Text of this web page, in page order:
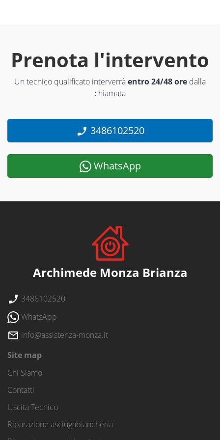
Prenota l'intervento
Un tecnico qualificato interverràentro 24/48 ore dalla
chiamata
3486102520
WhatsApp
Archimede Monza Brianza
3486102520
WhatsApp
info@assistenza-monza.it
Site map
Chi Siamo
Contatti
Uscita Tecnico
Riparazione asciugabiancheria